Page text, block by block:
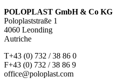
POLOPLAST GmbH & Co KG
Poloplaststraße 1
4060 Leonding
Autriche
T+43 (0) 732 / 38 86 0
F+43 (0) 732 / 38 86 9
office@poloplast.com